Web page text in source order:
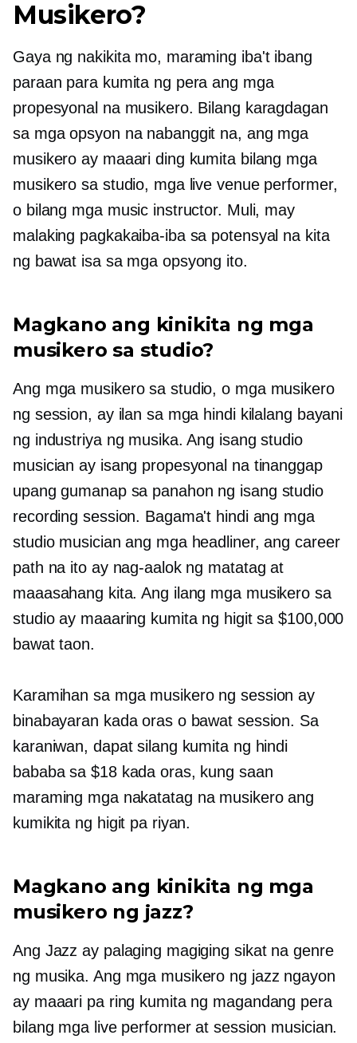
Musikero?
Gaya ng nakikita mo, maraming iba't ibang
paraan para kumita ng pera ang mga
propesyonal na musikero. Bilang karagdagan
sa mga opsyon na nabanggit na, ang mga
musikero ay maaari ding kumita bilang mga
musikero sa studio, mga live venue performer,
o bilang mga music instructor. Muli, may
malaking pagkakaiba-iba sa potensyal na kita
ng bawat isa sa mga opsyong ito.
Magkano ang kinikita ng mga
musikero sa studio?
Ang mga musikero sa studio, o mga musikero
ng session, ay ilan sa mga hindi kilalang bayani
ng industriya ng musika. Ang isang studio
musician ay isang propesyonal na tinanggap
upang gumanap sa panahon ng isang studio
recording session. Bagama't hindi ang mga
studio musician ang mga headliner, ang career
path na ito ay nag-aalok ng matatag at
maaasahang kita. Ang ilang mga musikero sa
studio ay maaaring kumita ng higit sa $100,000
bawat taon.
Karamihan sa mga musikero ng session ay
binabayaran kada oras o bawat session. Sa
karaniwan, dapat silang kumita ng hindi
bababa sa $18 kada oras, kung saan
maraming mga nakatatag na musikero ang
kumikita ng higit pa riyan.
Magkano ang kinikita ng mga
musikero ng jazz?
Ang Jazz ay palaging magiging sikat na genre
ng musika. Ang mga musikero ng jazz ngayon
ay maaari pa ring kumita ng magandang pera
bilang mga live performer at session musician.